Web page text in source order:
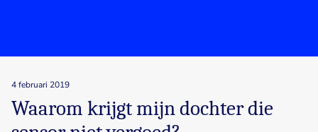
4 februari 2019
Waarom krijgt mijn dochter die